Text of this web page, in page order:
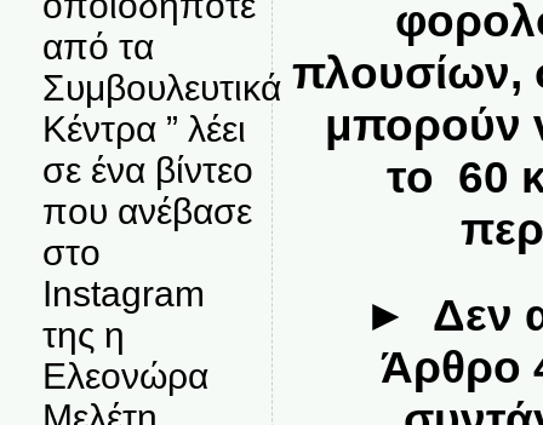
από τα
Συμβουλευτικά
Κέντρα ” λέει
σε ένα βίντεο
που ανέβασε
στο
Instagram
της η
Ελεονώρα
πλουσίων,
μπορούν
το 60
► Δεν
Άρθρο